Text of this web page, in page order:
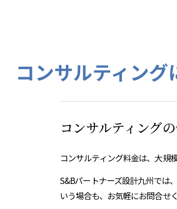
コンサルティング
コンサルティング
コンサルティング料金は、大規
S&Bパートナーズ設計九州では
いう場合も、お気軽にお問合せ